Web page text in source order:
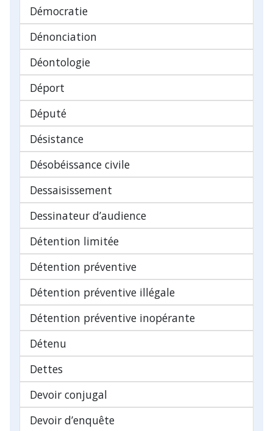
Démocratie
Dénonciation
Déontologie
Déport
Député
Désistance
Désobéissance civile
Dessaisissement
Dessinateur d’audience
Détention limitée
Détention préventive
Détention préventive illégale
Détention préventive inopérante
Détenu
Dettes
Devoir conjugal
Devoir d’enquête